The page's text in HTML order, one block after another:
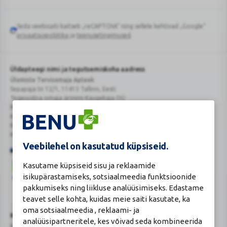
Veebilehel on kasutatud küpsiseid.
Kasutame küpsiseid sisu ja reklaamide
isikupärastamiseks, sotsiaalmeedia funktsioonide
pakkumiseks ning liikluse analüüsimiseks. Edastame
teavet selle kohta, kuidas meie saiti kasutate, ka
oma sotsiaalmeedia , reklaami- ja
analüüsipartneritele, kes võivad seda kombineerida
Google
Seda veebisaiti kaitseb „reCAPTCHA“ ning sellele kehtivad „Google“
privaatsuspoliitika ja teenusetingimused
Üldapteegi nimi ja tegutsemiskoha aadress
Ülemiste Tervisemaja Apteek
Sepapaja tn 12/1, 11415 Tallinn, Eesti
Tegevusloa omaja ärinimi Kaugekaja OÜ
KMKR: EE102231405
Kehtiva tegevsloa nr 807
Ravimiameti kontaktandmed
õigust
tõendav
Veterinaarravimi
õigust
tõendav
Turvaline
ostukoht